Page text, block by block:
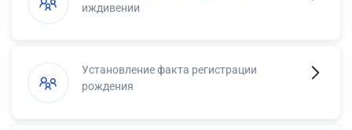
иждивении
Установление факта регистрации
рождения